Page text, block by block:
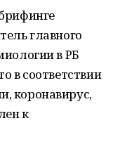
главного
в РБ
в соответствии
коронавирус,
к